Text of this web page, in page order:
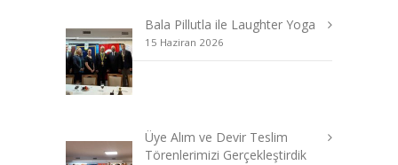
Bala Pillutla ile Laughter Yoga
15 Haziran 2026
Üye Alım ve Devir Teslim
Törenlerimizi Gerçekleştirdik